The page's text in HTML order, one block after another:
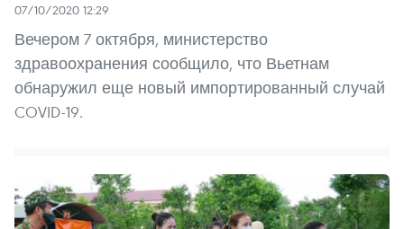
07/10/2020 12:29
Вечером 7 октября, министерство
здравоохранения сообщило, что Вьетнам
обнаружил еще новый импортированный случай
COVID-19.